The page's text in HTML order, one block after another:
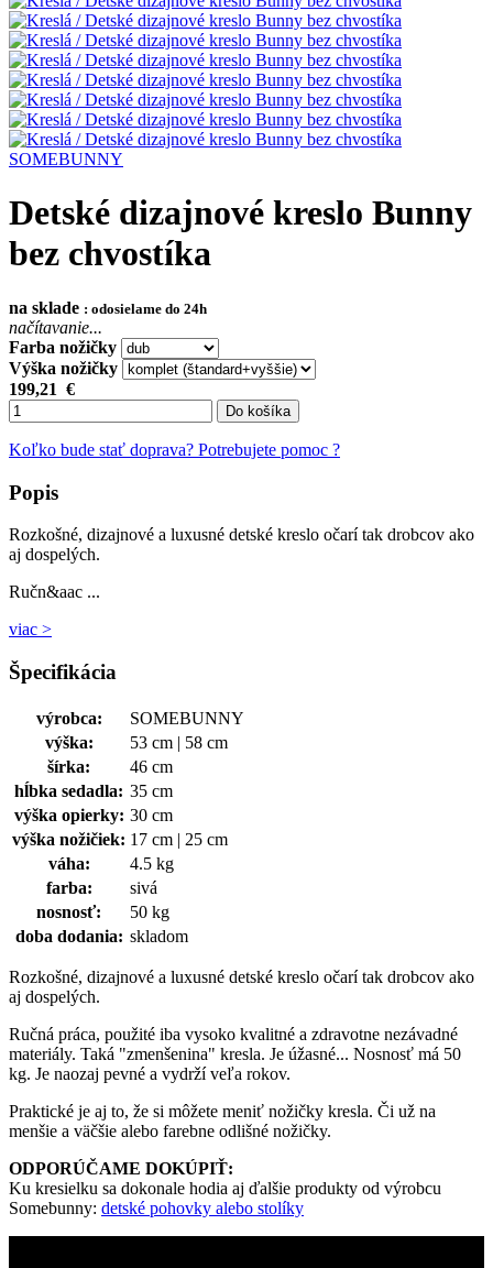
SOMEBUNNY
Detské dizajnové kreslo Bunny
bez chvostíka
na sklade : odosielame do 24h
načítavanie...
Farba nožičky
Výška nožičky
199,21 €
Do košíka
Koľko bude stať doprava? Potrebujete pomoc ?
Popis
Rozkošné, dizajnové a luxusné detské kreslo očarí tak drobcov ako
aj dospelých.
Ručn&aac ...
viac >
Špecifikácia
výrobca:
SOMEBUNNY
výška:
53 cm | 58 cm
šírka:
46 cm
hĺbka sedadla: 35 cm
výška opierky: 30 cm
výška nožičiek: 17 cm | 25 cm
váha:
4.5 kg
farba:
sivá
nosnosť:
50 kg
doba dodania: skladom
Rozkošné, dizajnové a luxusné detské kreslo očarí tak drobcov ako
aj dospelých.
Ručná práca, použité iba vysoko kvalitné a zdravotne nezávadné
materiály. Taká "zmenšenina" kresla. Je úžasné... Nosnosť má 50
kg. Je naozaj pevné a vydrží veľa rokov.
Praktické je aj to, že si môžete meniť nožičky kresla. Či už na
menšie a väčšie alebo farebne odlišné nožičky.
ODPORÚČAME DOKÚPIŤ:
Ku kresielku sa dokonale hodia aj ďalšie produkty od výrobcu
Somebunny: detské pohovky alebo stolíky